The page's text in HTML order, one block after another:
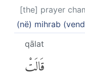
[the] prayer
(në) mihrab
qālat
قَالَتْ